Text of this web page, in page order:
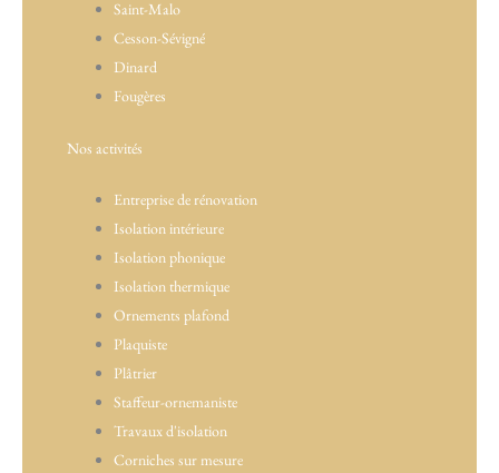
Saint-Malo
Cesson-Sévigné
Dinard
Fougères
Nos activités
Entreprise de rénovation
Isolation intérieure
Isolation phonique
Isolation thermique
Ornements plafond
Plaquiste
Plâtrier
Staffeur-ornemaniste
Travaux d'isolation
Corniches sur mesure